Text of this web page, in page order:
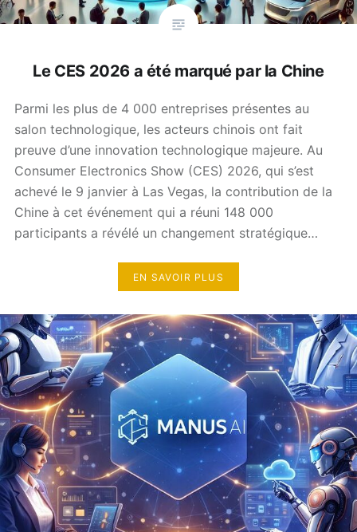
Le CES 2026 a été marqué par la Chine
Parmi les plus de 4 000 entreprises présentes au
salon technologique, les acteurs chinois ont fait
preuve d’une innovation technologique majeure. Au
Consumer Electronics Show (CES) 2026, qui s’est
achevé le 9 janvier à Las Vegas, la contribution de la
Chine à cet événement qui a réuni 148 000
participants a révélé un changement stratégique…
EN SAVOIR PLUS